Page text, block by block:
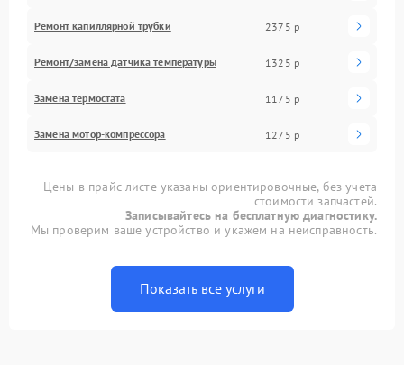
Ремонт капиллярной трубки 2375 р
Ремонт/замена датчика температуры 1325 р
Замена термостата 1175 р
Замена мотор-компрессора 1275 р
Цены в прайс-листе указаны ориентировочные, без учета
стоимости запчастей.
Записывайтесь на бесплатную диагностику.
Мы проверим ваше устройство и укажем на неисправность.
Показать все услуги